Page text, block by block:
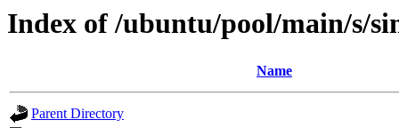
Index of /ubuntu/pool/main/s/
Name
Parent Directory